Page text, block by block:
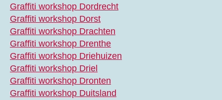
Graffiti workshop Dordrecht
Graffiti workshop Dorst
Graffiti workshop Drachten
Graffiti workshop Drenthe
Graffiti workshop Driehuizen
Graffiti workshop Driel
Graffiti workshop Dronten
Graffiti workshop Duitsland